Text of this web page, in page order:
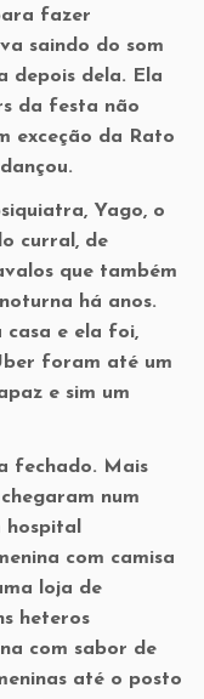
fazer
saindo do som
depois dela. Ela
da festa não
exceção da Rato
Yago, o
curral, de
que também
há anos.
casa e ela foi,
foram até um
e sim um
fechado. Mais
num
hospital
com camisa
loja de
heteros
com sabor de
até o posto